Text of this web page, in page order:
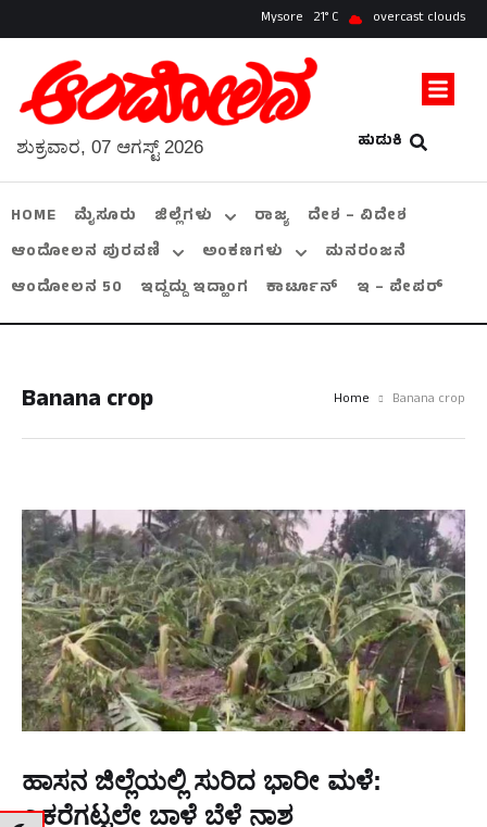
Mysore 21 overcast clouds
ಹುಡುಕಿ
ಶುಕ್ರವಾರ, 07 ಆಗಸ್ಟ್ 2026
HOME ಮೈಸೂರು ಜಿಲ್ಲೆಗಳು ರಾಜ್ಯ
ದೇಶ – ವಿದೇಶ
ಆಂದೋಲನ ಪುರವಣಿ
ಅಂಕಣಗಳು
ಮನರಂಜನೆ
ಆಂದೋಲನ 50
ಇದ್ದದ್ದು ಇದ್ಹಾಂಗ ಕಾರ್ಟೂನ್ ಇ – ಪೇಪರ್
Banana crop Home Banana crop
ಹಾಸನ ಜಿಲ್ಲೆಯಲ್ಲಿ ಸುರಿದ ಭಾರೀ ಮಳೆ:
ಎಕರೆಗಟ್ಟಲೇ ಬಾಳೆ ಬೆಳೆ ನಾಶ